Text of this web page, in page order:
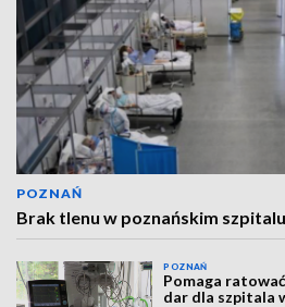
POZNAŃ
Brak tlenu w poznańskim
POZNAŃ
Pomaga
dar dla szpitala